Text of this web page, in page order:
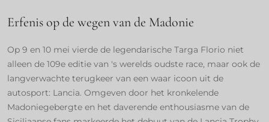
Erfenis op de wegen van de Madonie
Op 9 en 10 mei vierde de legendarische Targa Florio niet
alleen de 109e editie van 's werelds oudste race, maar ook de
langverwachte terugkeer van een waar icoon uit de
autosport: Lancia. Omgeven door het kronkelende
Madoniegebergte en het daverende enthousiasme van de